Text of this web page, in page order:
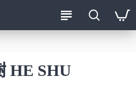
HE SHU